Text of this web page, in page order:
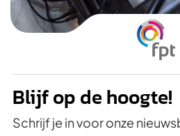
Blijf op de hoogte!
Schrijf je in voor onze